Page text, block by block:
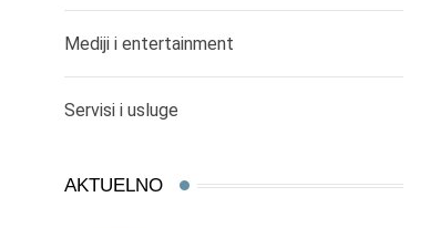
Mediji i entertainment
Servisi i usluge
AKTUELNO